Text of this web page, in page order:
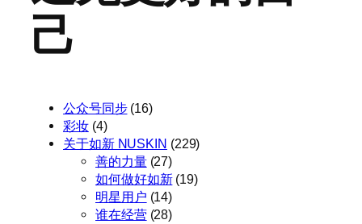
己
公众号同步(16)
彩妆(4)
关于如新 NUSKIN (229)
善的力量(27)
如何做好如新(19)
明星用户 (14)
谁在经营(28)